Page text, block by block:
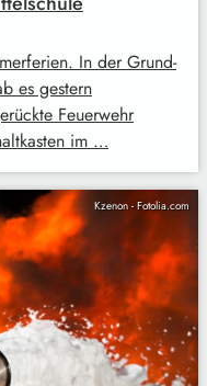
In der Grund-
es gestern
Feuerwehr
im …
Kzenon - Fotolia.com